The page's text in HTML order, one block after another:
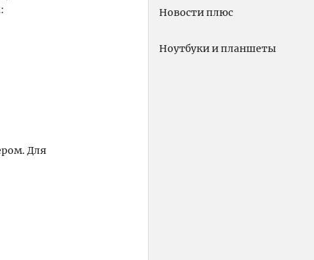
Для
Новости плюс
Ноутбуки и планшеты